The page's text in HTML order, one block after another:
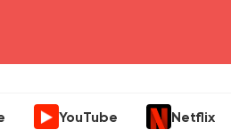
YouTube Netflix